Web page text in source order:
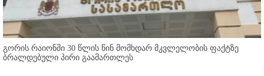
გორის რაიონში 30 წლის წინ მომხდარ მკვლელობის ფაქტზე
ბრალდებული პირი გაამართლეს